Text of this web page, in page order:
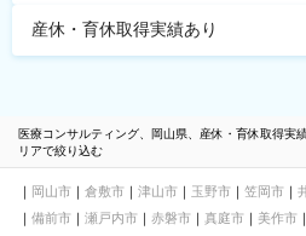
産休・育休取得実績あり
医療コンサルティング、岡山県、産休・育休取得実
リアで絞り込む
岡山市 倉敷市 津山市 玉野市 笠岡市
備前市
瀬戸内市 赤磐市 真庭市 美作市